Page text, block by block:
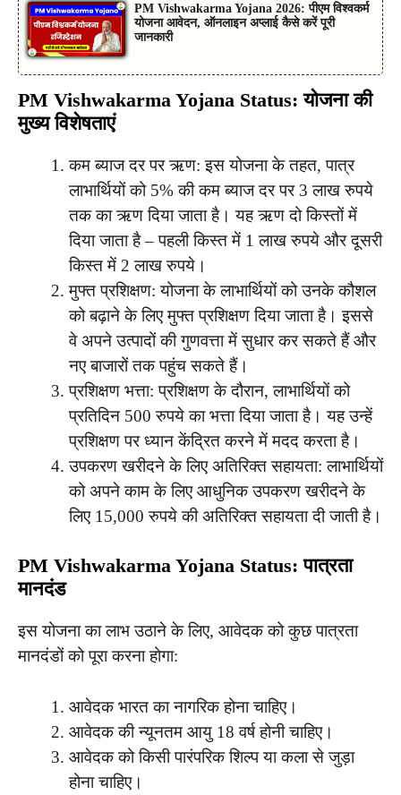
PM Vishwakarma Yojana 2026: पीएम विश्वकर्म
योजना आवेदन, ऑनलाइन अप्लाई कैसे करें पूरी
जानकारी
PM Vishwakarma Yojana Status: योजना की
मुख्य विशेषताएं
कम ब्याज दर पर ऋण: इस योजना के तहत, पात्र
लाभार्थियों को 5% की कम ब्याज दर पर 3 लाख रुपये
तक का ऋण दिया जाता है। यह ऋण दो किस्तों में
दिया जाता है – पहली किस्त में 1 लाख रुपये और दूसरी
किस्त में 2 लाख रुपये।
मुफ्त प्रशिक्षण: योजना के लाभार्थियों को उनके कौशल
को बढ़ाने के लिए मुफ्त प्रशिक्षण दिया जाता है। इससे
वे अपने उत्पादों की गुणवत्ता में सुधार कर सकते हैं और
नए बाजारों तक पहुंच सकते हैं।
प्रशिक्षण भत्ता: प्रशिक्षण के दौरान, लाभार्थियों को
प्रतिदिन 500 रुपये का भत्ता दिया जाता है। यह उन्हें
प्रशिक्षण पर ध्यान केंद्रित करने में मदद करता है।
उपकरण खरीदने के लिए अतिरिक्त सहायता: लाभार्थियों
को अपने काम के लिए आधुनिक उपकरण खरीदने के
लिए 15,000 रुपये की अतिरिक्त सहायता दी जाती है।
PM Vishwakarma Yojana Status: पात्रता
मानदंड
इस योजना का लाभ उठाने के लिए, आवेदक को कुछ पात्रता
मानदंडों को पूरा करना होगा:
आवेदक भारत का नागरिक होना चाहिए।
आवेदक की न्यूनतम आयु 18 वर्ष होनी चाहिए।
आवेदक को किसी पारंपरिक शिल्प या कला से जुड़ा
होना चाहिए।